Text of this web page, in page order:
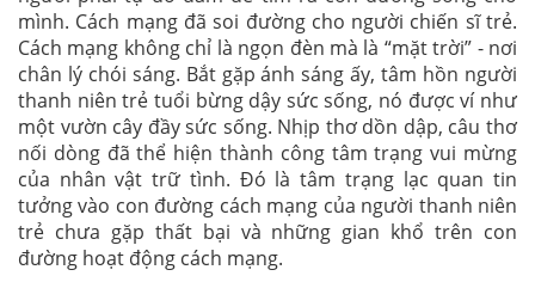
mình. Cách mạng đã soi đường cho người chiến sĩ trẻ.
Cách mạng không chỉ là ngọn đèn mà là “mặt trời” - nơi
chân lý chói sáng. Bắt gặp ánh sáng ấy, tâm hồn người
thanh niên trẻ tuổi bừng dậy sức sống, nó được ví như
một vườn cây đầy sức sống. Nhịp thơ dồn dập, câu thơ
nối dòng đã thể hiện thành công tâm trạng vui mừng
của nhân vật trữ tình. Đó là tâm trạng lạc quan tin
tưởng vào con đường cách mạng của người thanh niên
trẻ chưa gặp thất bại và những gian khổ trên con
đường hoạt động cách mạng.